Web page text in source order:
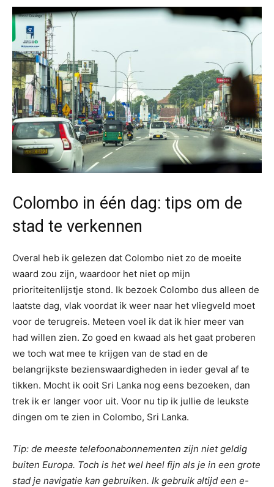
Colombo in één dag: tips om de
stad te verkennen
Overal heb ik gelezen dat Colombo niet zo de moeite
waard zou zijn, waardoor het niet op mijn
prioriteitenlijstje stond. Ik bezoek Colombo dus alleen de
laatste dag, vlak voordat ik weer naar het vliegveld moet
voor de terugreis. Meteen voel ik dat ik hier meer van
had willen zien. Zo goed en kwaad als het gaat proberen
we toch wat mee te krijgen van de stad en de
belangrijkste bezienswaardigheden in ieder geval af te
tikken. Mocht ik ooit Sri Lanka nog eens bezoeken, dan
trek ik er langer voor uit. Voor nu tip ik jullie de leukste
dingen om te zien in Colombo, Sri Lanka.
Tip: de meeste telefoonabonnementen zijn niet geldig
buiten Europa. Toch is het wel heel fijn als je in een grote
stad je navigatie kan gebruiken. Ik gebruik altijd een e-